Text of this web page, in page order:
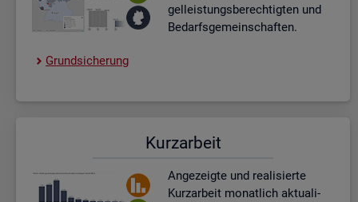
gel­leis­tungs­be­rech­tig­ten und
Be­darfs­ge­mein­schaf­ten.
Grund­si­che­rung
Kurz­ar­beit
An­ge­zeig­te und rea­li­sier­te
Kurz­ar­beit mo­nat­lich ak­tua­li­